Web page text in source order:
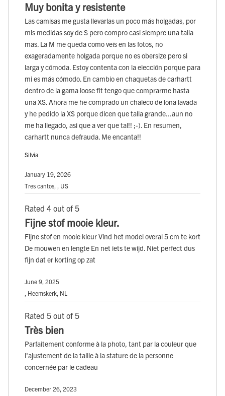
Muy bonita y resistente
Las camisas me gusta llevarlas un poco más holgadas, por
mis medidas soy de S pero compro casi siempre una talla
mas. La M me queda como veís en las fotos, no
exageradamente holgada porque no es obersize pero si
larga y cómoda. Estoy contenta con la elección porque para
mi es más cómodo. En cambio en chaquetas de carhartt
dentro de la gama loose fit tengo que comprarme hasta
una XS. Ahora me he comprado un chaleco de lona lavada
y he pedido la XS porque dicen que talla grande...aun no
me ha llegado, asi que a ver que tal!! ;-). En resumen,
carhartt nunca defrauda. Me encanta!!
Silvia
January 19, 2026
Tres cantos, , US
Rated 4 out of 5
Fijne stof mooie kleur.
Fijne stof en mooie kleur Vind het model overal 5 cm te kort
De mouwen en lengte En net iets te wijd. Niet perfect dus
fijn dat er korting op zat
June 9, 2025
, Heemskerk, NL
Rated 5 out of 5
Très bien
Parfaitement conforme à la photo, tant par la couleur que
l'ajustement de la taille à la stature de la personne
concernée par le cadeau
December 26, 2023